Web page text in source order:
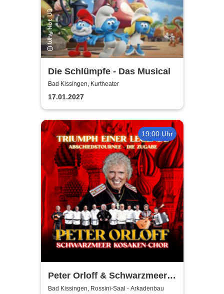
Die Schlümpfe - Das Musical
Bad Kissingen, Kurtheater
17.01.2027
19:00 Uhr
Peter Orloff & Schwarzmeer
Kosaken Chor - Die
Bad Kissingen, Rossini-Saal - Arkadenbau